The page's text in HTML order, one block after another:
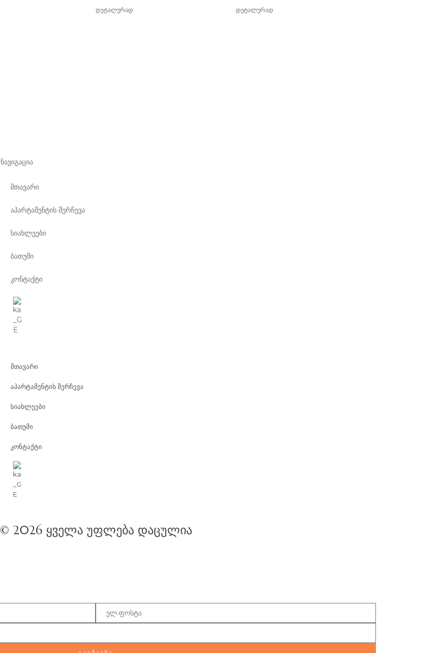
დეტალურად დეტალურად
ნავიგაცია
მთავარი
აპარტამენტის შერჩევა
სიახლეები
ბათუმი
კონტაქტი
მთავარი
აპარტამენტის შერჩევა
სიახლეები
ბათუმი
კონტაქტი
© 2026 ᲧᲕᲔᲚᲐ ᲣᲤᲚᲔᲑᲐ ᲓᲐᲪᲣᲚᲘᲐ